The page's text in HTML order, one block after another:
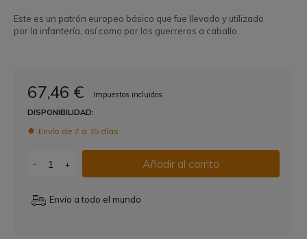
Este es un patrón europeo básico que fue llevado y utilizado
por la infantería, así como por los guerreros a caballo.
67,46 €
Impuestos incluidos
DISPONIBILIDAD:
Envío de 7 a 15 días
- + Añadir al carrito
Envío a todo el mundo